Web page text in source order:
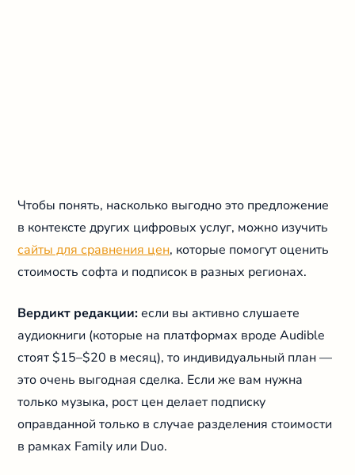
Чтобы понять, насколько выгодно это предложение
в контексте других цифровых услуг, можно изучить
сайты для сравнения цен, которые помогут оценить
стоимость софта и подписок в разных регионах.
Вердикт редакции:если вы активно слушаете
аудиокниги (которые на платформах вроде Audible
стоят $15–$20 в месяц), то индивидуальный план —
это очень выгодная сделка. Если же вам нужна
только музыка, рост цен делает подписку
оправданной только в случае разделения стоимости
в рамках Family или Duo.